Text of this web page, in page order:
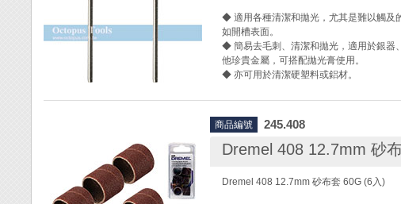
◆ 適用各種清潔和拋光，尤其是難以觸及
如開槽表面。
◆ 簡易去毛刺、清潔和拋光，適用於銀器
他珍貴金屬，可搭配拋光膏使用。
◆ 亦可用於清潔硬塑料或鋁材。
商品編號 245.408
Dremel 408 12.7mm 砂
Dremel 408 12.7mm 砂布套 60G (6入)